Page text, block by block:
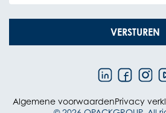
VERSTUREN
Algemene voorwaardenPrivacy